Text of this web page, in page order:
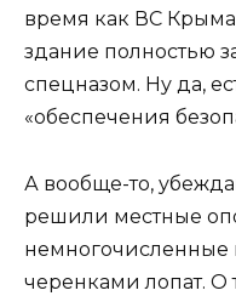
время как ВС Крыма
здание полностью
спецназом. Ну да,
«обеспечения
А вообще-то,
решили местные
черенками лопат. О